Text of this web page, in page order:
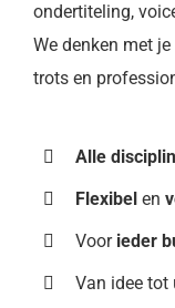
ondertiteling,
We denken met
trots en
Alle
Flexibel en
Voorieder
Van idee tot